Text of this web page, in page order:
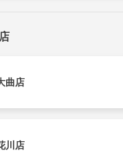
曲店
川店